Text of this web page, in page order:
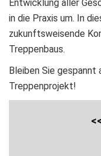
Entwicklung aller
in die Praxis um. In
zukunftsweisende
Treppenbaus.
Bleiben Sie
Treppenprojekt!